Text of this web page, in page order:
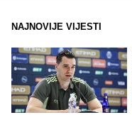
NAJNOVIJE VIJESTI